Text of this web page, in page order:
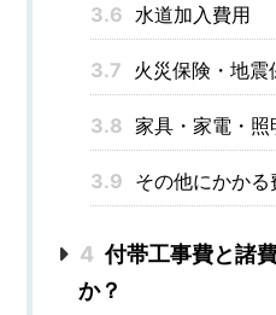
3.6 水道加入費用
3.7 火災保険・地震
3.8 家具・家電・
3.9 その他にかかる
4 付帯工事費と諸
か？